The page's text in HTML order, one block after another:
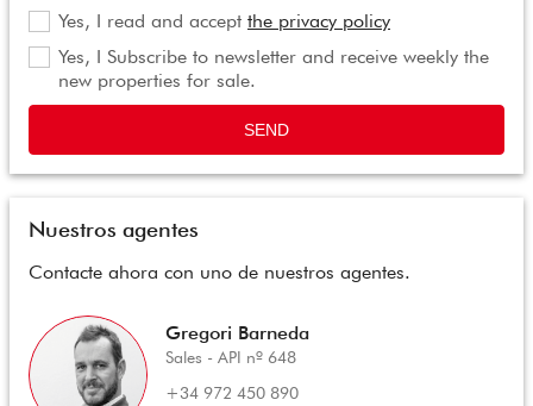
Yes, I read and accept the privacy policy
Yes, I Subscribe to newsletter and receive weekly the
new properties for sale.
SEND
Nuestros agentes
Contacte ahora con uno de nuestros agentes.
Gregori Barneda
Sales - API nº 648
+34 972 450 890